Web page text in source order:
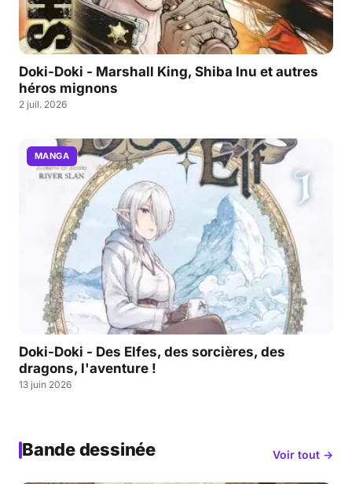
Doki-Doki - Marshall King, Shiba Inu et autres
héros mignons
2 juil. 2026
MANGA
Doki-Doki - Des Elfes, des sorcières, des
dragons, l'aventure !
13 juin 2026
Bande dessinée Voir tout →